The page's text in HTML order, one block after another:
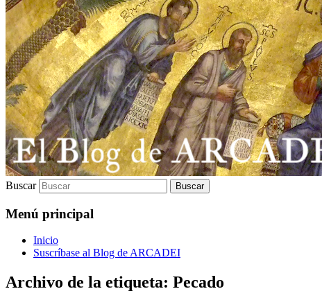
Buscar
Menú principal
Inicio
Suscríbase al Blog de ARCADEI
Archivo de la etiqueta: Pecado